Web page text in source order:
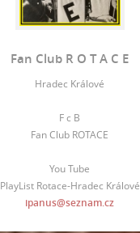
Fan Club R O T A C E
Hradec Králové
F c B
Fan Club ROTACE
You Tube
PlayList Rotace-Hradec Králové
ipanus@seznam.cz